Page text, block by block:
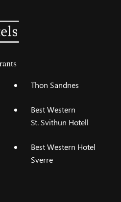
Thon Sandnes
Best Western
St. Svithun Hotell
Best Western Hotel
Sverre